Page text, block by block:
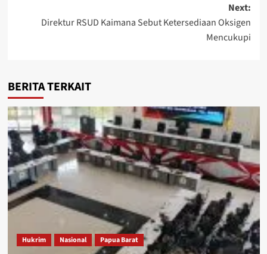
Next:
Direktur RSUD Kaimana Sebut Ketersediaan Oksigen
Mencukupi
BERITA TERKAIT
Hukrim Nasional Papua Barat